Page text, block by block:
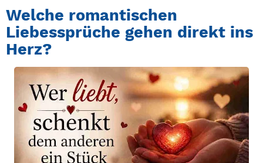
Welche romantischen
Liebessprüche gehen direkt ins
Herz?